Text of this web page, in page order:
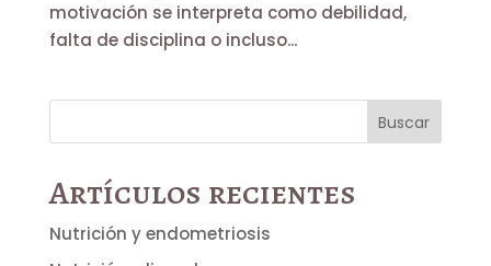
motivación se interpreta como debilidad,
falta de disciplina o incluso...
Buscar
Artículos recientes
Nutrición y endometriosis